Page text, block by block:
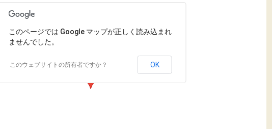
このページでは Google マップが正しく読み込まれ
ませんでした。
このウェブサイトの所有者ですか？ OK